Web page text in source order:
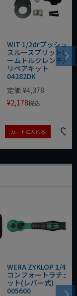
WIT 1/2drプッシュ
スルースプリットビ
ームトルクレンチ用
リペアキット
04282DK
定価 ¥4,378
¥2,178税込
カートに入れる
WERA ZYKLOP 1/4"
コンフォートラチェ
ット(レバー式)
005600